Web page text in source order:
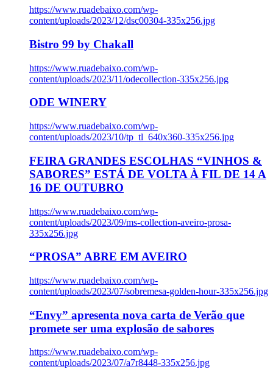
https://www.ruadebaixo.com/wp-
content/uploads/2023/12/dsc00304-335x256.jpg
Bistro 99 by Chakall
https://www.ruadebaixo.com/wp-
content/uploads/2023/11/odecollection-335x256.jpg
ODE WINERY
https://www.ruadebaixo.com/wp-
content/uploads/2023/10/tp_tl_640x360-335x256.jpg
FEIRA GRANDES ESCOLHAS “VINHOS &
SABORES” ESTÁ DE VOLTA À FIL DE 14 A
16 DE OUTUBRO
https://www.ruadebaixo.com/wp-
content/uploads/2023/09/ms-collection-aveiro-prosa-
335x256.jpg
“PROSA” ABRE EM AVEIRO
https://www.ruadebaixo.com/wp-
content/uploads/2023/07/sobremesa-golden-hour-335x256.jpg
“Envy” apresenta nova carta de Verão que
promete ser uma explosão de sabores
https://www.ruadebaixo.com/wp-
content/uploads/2023/07/a7r8448-335x256.jpg